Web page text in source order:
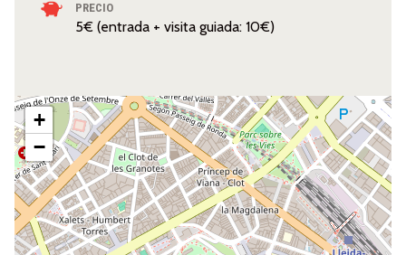
PRECIO
5€ (entrada + visita guiada: 10€)
+
−